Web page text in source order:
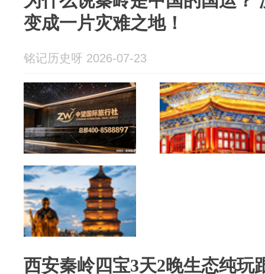
变成一片灾难之地！
铭记历史呀 2026-07-23
西安秦岭四宝3天2晚生态纯玩